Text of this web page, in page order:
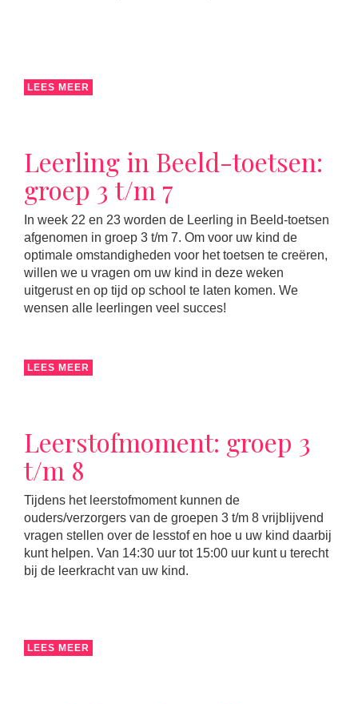
LEES MEER
Leerling in Beeld-toetsen:
groep 3 t/m 7
In week 22 en 23 worden de Leerling in Beeld-toetsen
afgenomen in groep 3 t/m 7. Om voor uw kind de
optimale omstandigheden voor het toetsen te creëren,
willen we u vragen om uw kind in deze weken
uitgerust en op tijd op school te laten komen. We
wensen alle leerlingen veel succes!
LEES MEER
Leerstofmoment: groep 3
t/m 8
Tijdens het leerstofmoment kunnen de
ouders/verzorgers van de groepen 3 t/m 8 vrijblijvend
vragen stellen over de lesstof en hoe u uw kind daarbij
kunt helpen. Van 14:30 uur tot 15:00 uur kunt u terecht
bij de leerkracht van uw kind.
LEES MEER